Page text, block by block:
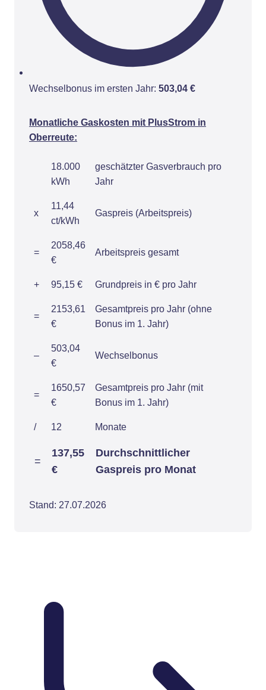
Wechselbonus im ersten Jahr: 503,04 €
Monatliche Gaskosten mit PlusStrom in
Oberreute:
18.000
kWh
geschätzter Gasverbrauch pro
Jahr
x
11,44
ct/kWh
Gaspreis (Arbeitspreis)
=
2058,46
€
Arbeitspreis gesamt
+ 95,15 € Grundpreis in € pro Jahr
=
2153,61
€
Gesamtpreis pro Jahr (ohne
Bonus im 1. Jahr)
–
503,04
€
Wechselbonus
=
1650,57
€
Gesamtpreis pro Jahr (mit
Bonus im 1. Jahr)
/ 12 Monate
=
137,55
€
Durchschnittlicher
Gaspreis pro Monat
Stand: 27.07.2026